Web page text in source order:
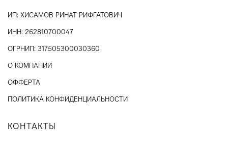
ИП: ХИСАМОВ РИНАТ РИФГАТОВИЧ
ИНН: 262810700047
ОГРНИП: 317505300030360
О КОМПАНИИ
ОФФЕРТА
ПОЛИТИКА КОНФИДЕНЦИАЛЬНОСТИ
КОНТАКТЫ